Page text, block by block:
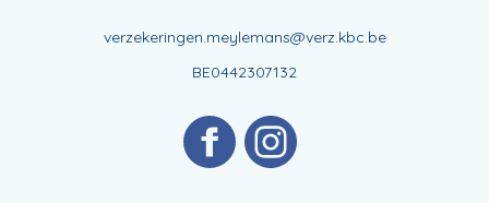
verzekeringen.meylemans@verz.kbc.be
BE0442307132